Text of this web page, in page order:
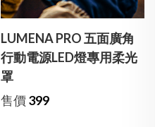
LUMENA PRO 五面廣角
行動電源LED燈專用柔光
罩
售價 399